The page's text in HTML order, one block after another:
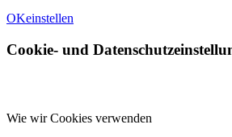
OKeinstellen
Cookie- und
Wie wir Cookies verwenden